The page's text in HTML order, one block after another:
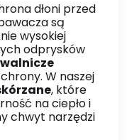
dłoni przed
są
wysokiej
odprysków
W naszej
, które
na ciepło i
chwyt narzędzi